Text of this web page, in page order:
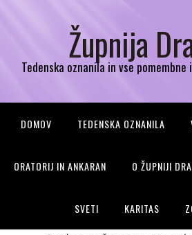
Župnija
Tedenska oznanila in vse
DOMOV TEDENSKA OZNANILA
ORATORIJ IN ANKARAN O ŽUPNIJI
SVETI KARITAS